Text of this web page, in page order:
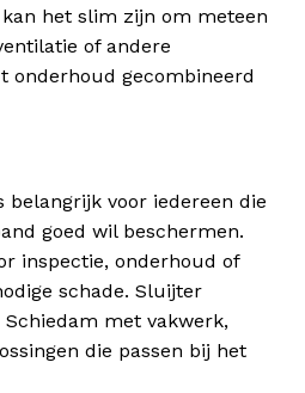
het slim zijn om meteen
of andere
onderhoud gecombineerd
belangrijk voor iedereen die
goed wil beschermen.
inspectie, onderhoud of
schade. Sluijter
met vakwerk,
die passen bij het